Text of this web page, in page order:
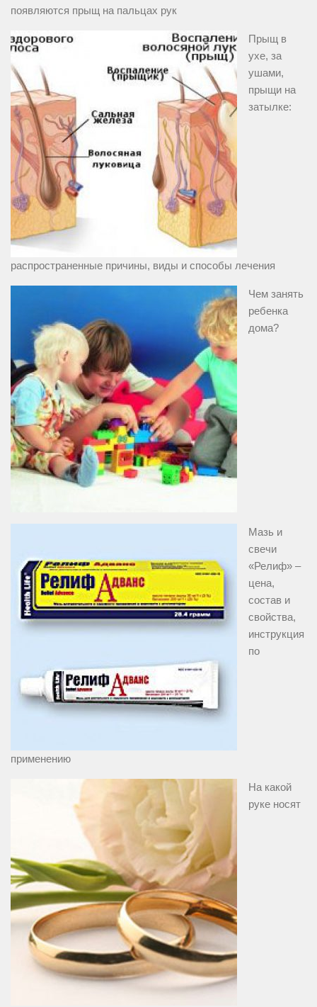
появляются прыщ на пальцах рук
Прыщ в
ухе, за
ушами,
прыщи на
затылке:
распространенные причины, виды и способы лечения
Чем занять
ребенка
дома?
Мазь и
свечи
«Релиф» –
цена,
состав и
свойства,
инструкция
по
применению
На какой
руке носят